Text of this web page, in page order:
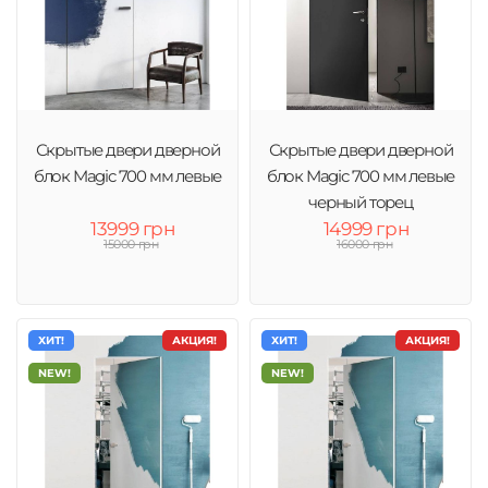
Скрытые двери дверной
блок Magic 700 мм левые
13999 грн
15000 грн
Скрытые двери дверной
блок Magic 700 мм левые
черный торец
14999 грн
16000 грн
АКЦИЯ!
ХИТ!
NEW!
АКЦИЯ!
ХИТ!
NEW!